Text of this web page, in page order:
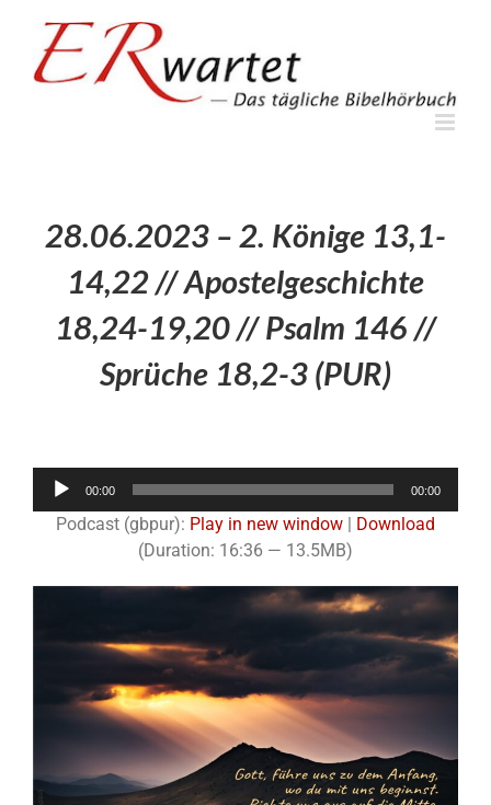
springen
28.06.2023 – 2. Könige 13,1-
14,22 // Apostelgeschichte
18,24-19,20 // Psalm 146 //
Sprüche 18,2-3 (PUR)
Audio-
00:00 00:00
Podcast (gbpur): Play in new window
Download
(Duration: 16:36 — 13.5MB)